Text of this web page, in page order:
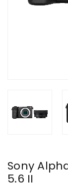
Sony
5.6 II